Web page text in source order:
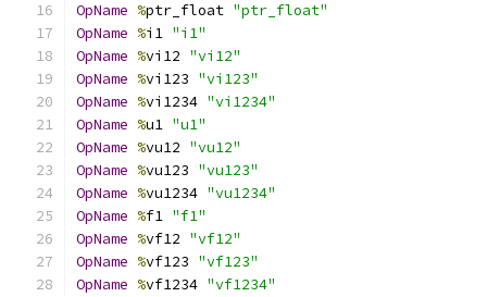
OpName %ptr_float "ptr_float"
OpName %i1 "i1"
OpName %vi12 "vi12"
OpName %vi123 "vi123"
OpName %vi1234 "vi1234"
OpName %u1 "u1"
OpName %vu12 "vu12"
OpName %vu123 "vu123"
OpName %vu1234 "vu1234"
OpName %f1 "f1"
OpName %vf12 "vf12"
OpName %vf123 "vf123"
OpName %vf1234 "vf1234"